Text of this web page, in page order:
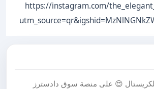
https://instagram.com/
😍 على منصة سوق دادسترز